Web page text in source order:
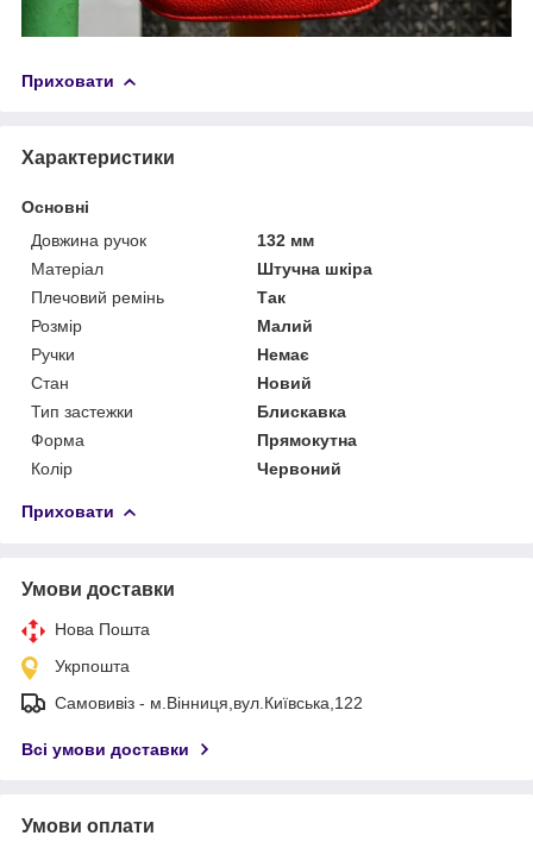
Приховати
Характеристики
Основні
Довжина ручок
132 мм
Матеріал
Штучна шкіра
Плечовий ремінь
Так
Розмір
Малий
Ручки
Немає
Стан
Новий
Тип застежки
Блискавка
Форма
Прямокутна
Колір
Червоний
Приховати
Умови доставки
Нова Пошта
Укрпошта
Самовивіз - м.Вінниця,вул.Київська,122
Всі умови доставки
Умови оплати